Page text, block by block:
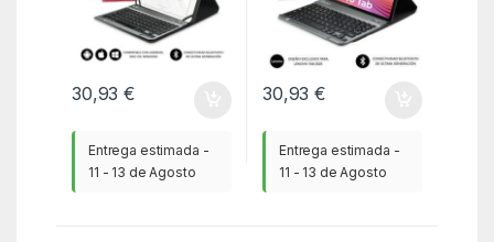
30,93€
Entrega estimada -
11 - 13 de Agosto
30,93€
Entrega estimada -
11 - 13 de Agosto